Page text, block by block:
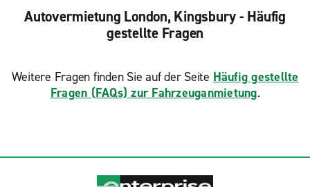
Autovermietung London, Kingsbury - Häufig
gestellte Fragen
Weitere Fragen finden Sie auf der Seite Häufig gestellte
Fragen (FAQs) zur Fahrzeuganmietung.